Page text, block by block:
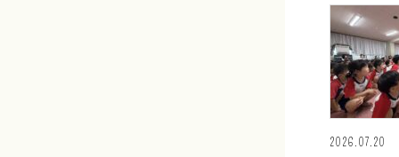
2026.07.20